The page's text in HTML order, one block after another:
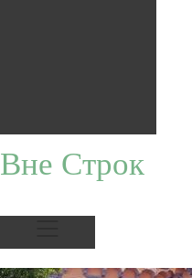
Вне Строк